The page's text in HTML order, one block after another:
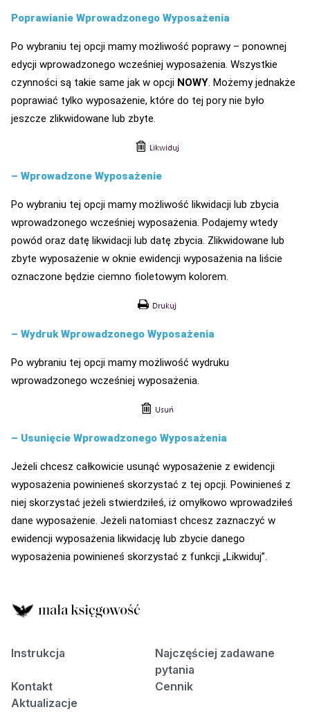
Poprawianie Wprowadzonego Wyposażenia
Po wybraniu tej opcji mamy możliwość poprawy – ponownej
edycji wprowadzonego wcześniej wyposażenia. Wszystkie
czynności są takie same jak w opcji NOWY. Możemy jednakże
poprawiać tylko wyposażenie, które do tej pory nie było
jeszcze zlikwidowane lub zbyte.
– Wprowadzone Wyposażenie
Po wybraniu tej opcji mamy możliwość likwidacji lub zbycia
wprowadzonego wcześniej wyposażenia. Podajemy wtedy
powód oraz datę likwidacji lub datę zbycia. Zlikwidowane lub
zbyte wyposażenie w oknie ewidencji wyposażenia na liście
oznaczone będzie ciemno fioletowym kolorem.
– Wydruk Wprowadzonego Wyposażenia
Po wybraniu tej opcji mamy możliwość wydruku
wprowadzonego wcześniej wyposażenia.
– Usunięcie Wprowadzonego Wyposażenia
Jeżeli chcesz całkowicie usunąć wyposażenie z ewidencji
wyposażenia powinieneś skorzystać z tej opcji. Powinieneś z
niej skorzystać jeżeli stwierdziłeś, iż omyłkowo wprowadziłeś
dane wyposażenie. Jeżeli natomiast chcesz zaznaczyć w
ewidencji wyposażenia likwidację lub zbycie danego
wyposażenia powinieneś skorzystać z funkcji „Likwiduj”.
Instrukcja
Najczęściej zadawane
pytania
Kontakt
Cennik
Aktualizacje